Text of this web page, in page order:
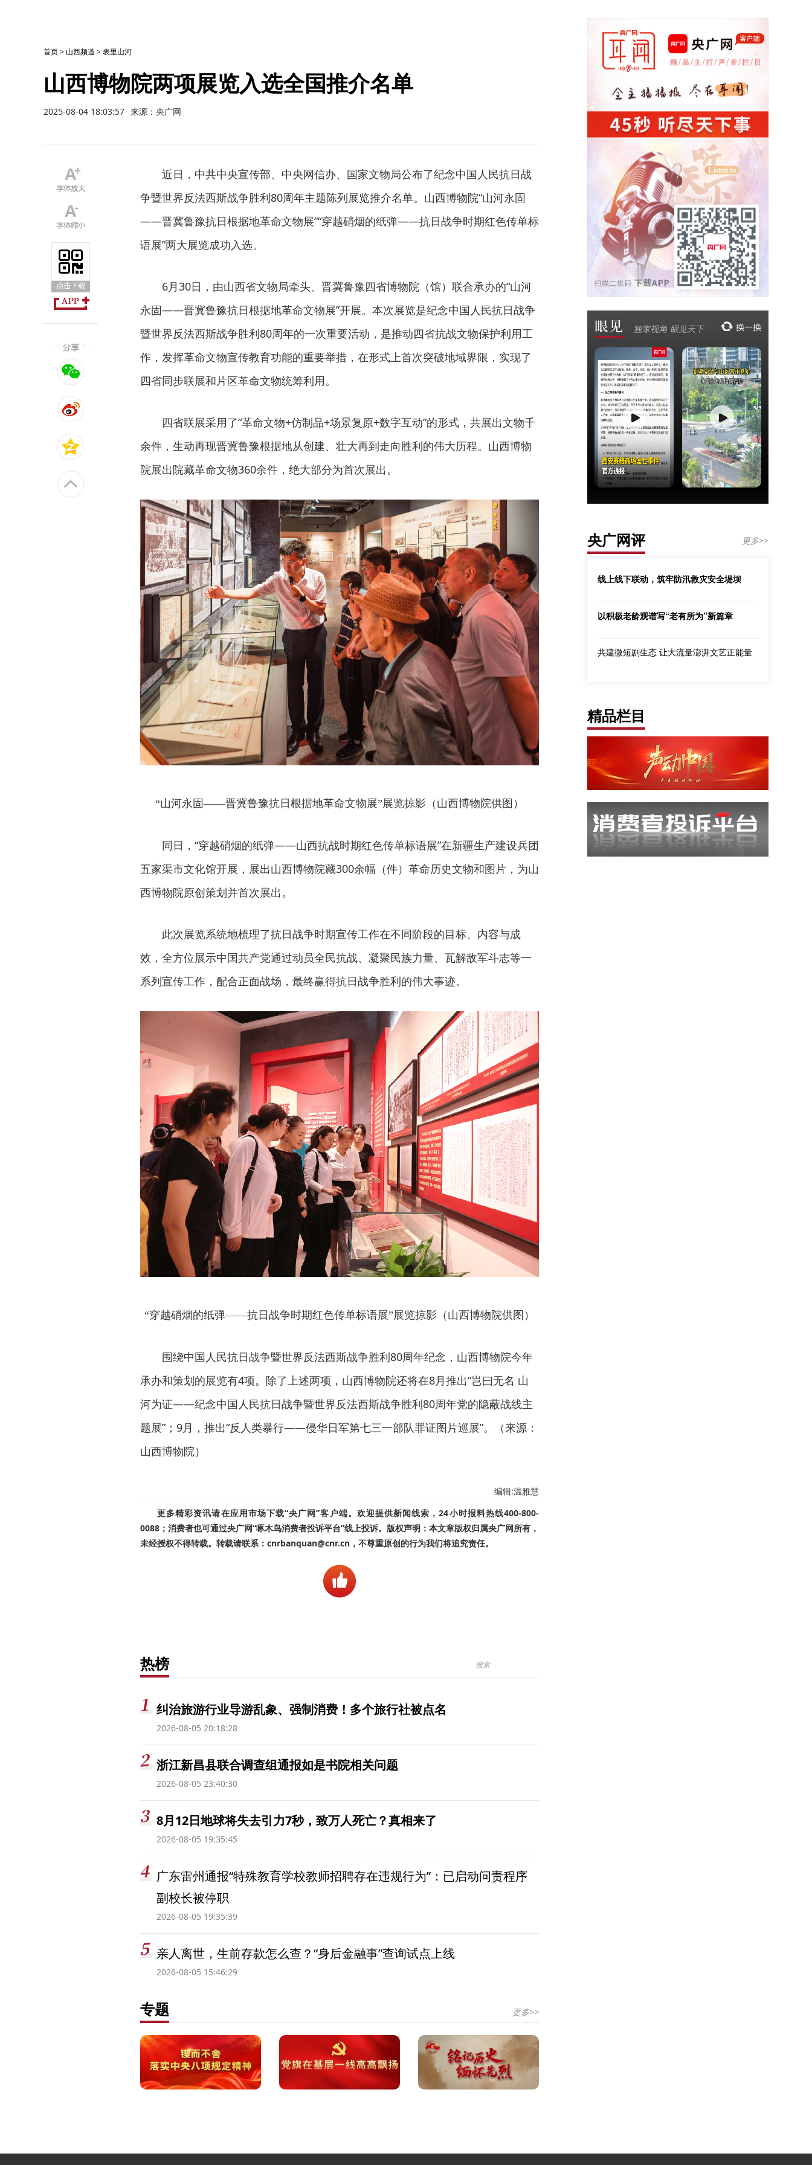
首页> 山西频道 >表里山河
山西博物院两项展览入选全国推介名单
2025-08-04 18:03:57 来源：央广网
近日，中共中央宣传部、中央网信办、国家文物局公布了纪念中国人民抗日战
争暨世界反法西斯战争胜利80周年主题陈列展览推介名单。山西博物院“山河永固
——晋冀鲁豫抗日根据地革命文物展”“穿越硝烟的纸弹——抗日战争时期红色传单标
语展”两大展览成功入选。
6月30日，由山西省文物局牵头、晋冀鲁豫四省博物院（馆）联合承办的“山河
永固——晋冀鲁豫抗日根据地革命文物展”开展。本次展览是纪念中国人民抗日战争
暨世界反法西斯战争胜利80周年的一次重要活动，是推动四省抗战文物保护利用工
作，发挥革命文物宣传教育功能的重要举措，在形式上首次突破地域界限，实现了
四省同步联展和片区革命文物统筹利用。
四省联展采用了“革命文物+仿制品+场景复原+数字互动”的形式，共展出文物千
余件，生动再现晋冀鲁豫根据地从创建、壮大再到走向胜利的伟大历程。山西博物
院展出院藏革命文物360余件，绝大部分为首次展出。
“山河永固——晋冀鲁豫抗日根据地革命文物展”展览掠影（山西博物院供图）
同日，“穿越硝烟的纸弹——山西抗战时期红色传单标语展”在新疆生产建设兵团
五家渠市文化馆开展，展出山西博物院藏300余幅（件）革命历史文物和图片，为山
西博物院原创策划并首次展出。
此次展览系统地梳理了抗日战争时期宣传工作在不同阶段的目标、内容与成
效，全方位展示中国共产党通过动员全民抗战、凝聚民族力量、瓦解敌军斗志等一
系列宣传工作，配合正面战场，最终赢得抗日战争胜利的伟大事迹。
“穿越硝烟的纸弹——抗日战争时期红色传单标语展”展览掠影（山西博物院供图）
围绕中国人民抗日战争暨世界反法西斯战争胜利80周年纪念，山西博物院今年
承办和策划的展览有4项。除了上述两项，山西博物院还将在8月推出“岂曰无名 山
河为证——纪念中国人民抗日战争暨世界反法西斯战争胜利80周年党的隐蔽战线主
题展”；9月，推出“反人类暴行——侵华日军第七三一部队罪证图片巡展”。（来源：
山西博物院）
编辑:温雅慧
更多精彩资讯请在应用市场下载“央广网”客户端。欢迎提供新闻线索，24小时报料热线400-800-
0088；消费者也可通过央广网“啄木鸟消费者投诉平台”线上投诉。版权声明：本文章版权归属央广网所有，
未经授权不得转载。转载请联系：cnrbanquan@cnr.cn，不尊重原创的行为我们将追究责任。
热榜
纠治旅游行业导游乱象、强制消费！多个旅行社被点名
2026-08-05 20:18:28
浙江新昌县联合调查组通报如是书院相关问题
2026-08-05 23:40:30
8月12日地球将失去引力7秒，致万人死亡？真相来了
2026-08-05 19:35:45
广东雷州通报“特殊教育学校教师招聘存在违规行为”：已启动问责程序
副校长被停职
2026-08-05 19:35:39
亲人离世，生前存款怎么查？“身后金融事”查询试点上线
2026-08-05 15:46:29
专题 更多>>
央广网评 更多>>
线上线下联动，筑牢防汛救灾安全堤坝
以积极老龄观谱写“老有所为”新篇章
共建微短剧生态 让大流量澎湃文艺正能量
精品栏目